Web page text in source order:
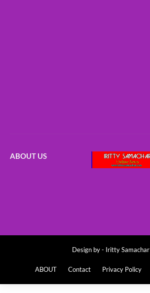
ABOUT US
Design by - Iritty Samachar
ABOUT Contact Privacy Policy